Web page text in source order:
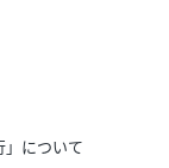
について